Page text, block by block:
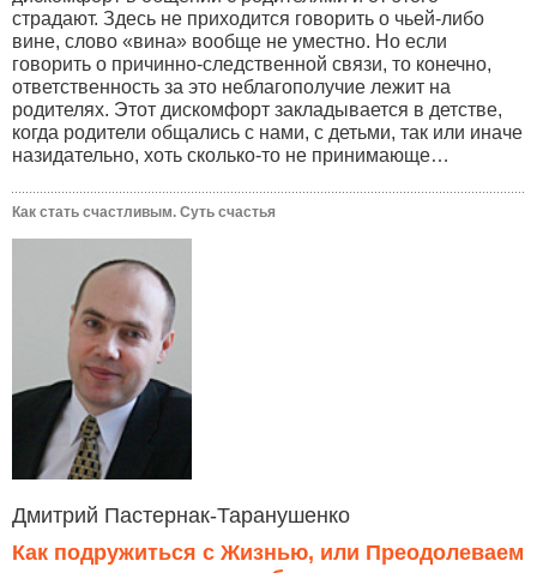
страдают. Здесь не приходится говорить о чьей-либо
вине, слово «вина» вообще не уместно. Но если
говорить о причинно-следственной связи, то конечно,
ответственность за это неблагополучие лежит на
родителях. Этот дискомфорт закладывается в детстве,
когда родители общались с нами, с детьми, так или иначе
назидательно, хоть сколько-то не принимающе…
Как стать счастливым. Суть счастья
Дмитрий Пастернак-Таранушенко
Как подружиться с Жизнью, или Преодолеваем